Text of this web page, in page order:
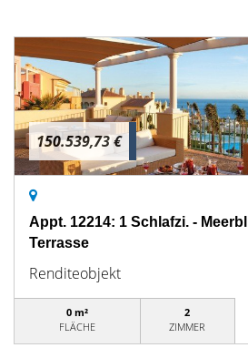
150.539,73 €
Appt. 12214: 1 Schlafzi. -
Terrasse
Renditeobjekt
0 m²
FLÄCHE
2
ZIMMER